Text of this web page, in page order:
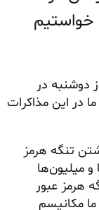
دوشنبه در
در این مذاکرات
تنگه هرمز
میلیون‌ها
هرمز عبور
مکانیسم